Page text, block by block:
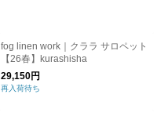
fog linen work｜クララ サロペット
【26春】kurashisha
29,150円
再入荷待ち